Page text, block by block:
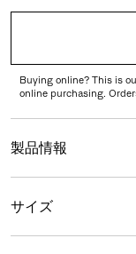
Buying online? This is
online purchasing.
製品情報
サイズ